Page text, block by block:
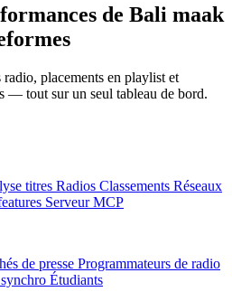
de Bali maak
placements en playlist et
— tout sur un seul tableau de bord.
titres Radios Classements Réseaux
Serveur MCP
de presse Programmateurs de radio
Étudiants